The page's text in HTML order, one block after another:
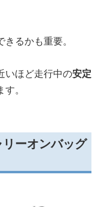
るかも重要。
いほど走行中の安定
。
ーオンバッグ